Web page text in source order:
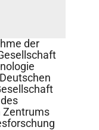
der
Zentrums